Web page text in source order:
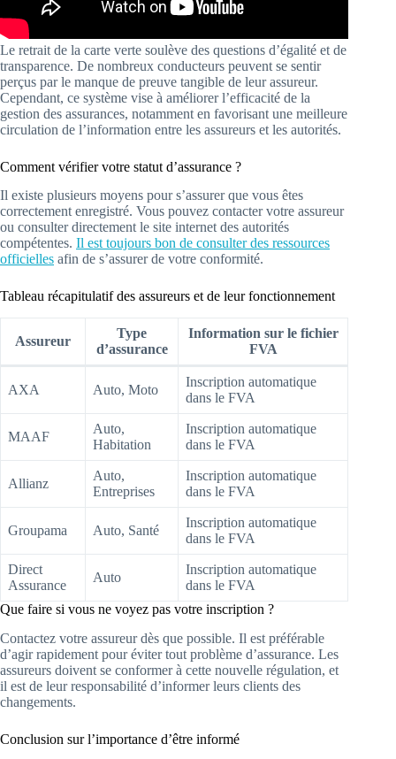
Le retrait de la carte verte soulève des questions d’égalité et de
transparence. De nombreux conducteurs peuvent se sentir
perçus par le manque de preuve tangible de leur assureur.
Cependant, ce système vise à améliorer l’efficacité de la
gestion des assurances, notamment en favorisant une meilleure
circulation de l’information entre les assureurs et les autorités.
Comment vérifier votre statut d’assurance ?
Il existe plusieurs moyens pour s’assurer que vous êtes
correctement enregistré. Vous pouvez contacter votre assureur
ou consulter directement le site internet des autorités
compétentes. Il est toujours bon de consulter des ressources
officielles afin de s’assurer de votre conformité.
Tableau récapitulatif des assureurs et de leur fonctionnement
Assureur
Type
d’assurance
Information sur le fichier
FVA
AXA Auto, Moto
Inscription automatique
dans le FVA
MAAF
Auto,
Habitation
Inscription automatique
dans le FVA
Allianz
Auto,
Entreprises
Inscription automatique
dans le FVA
Groupama Auto, Santé
Inscription automatique
dans le FVA
Direct
Assurance
Auto
Inscription automatique
dans le FVA
Que faire si vous ne voyez pas votre inscription ?
Contactez votre assureur dès que possible. Il est préférable
d’agir rapidement pour éviter tout problème d’assurance. Les
assureurs doivent se conformer à cette nouvelle régulation, et
il est de leur responsabilité d’informer leurs clients des
changements.
Conclusion sur l’importance d’être informé